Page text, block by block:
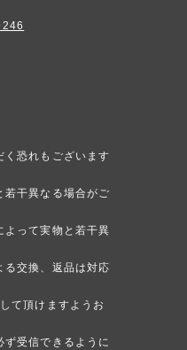
く恐れもございます
若干異なる場合がご
よって実物と若干異
る交換、返品は対応
て頂けますようお
ず受信できるように